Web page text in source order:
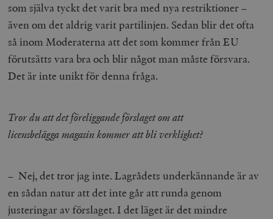
som själva tyckt det varit bra med nya restriktioner –
även om det aldrig varit partilinjen. Sedan blir det ofta
så inom Moderaterna att det som kommer från EU
förutsätts vara bra och blir något man måste försvara.
Det är inte unikt för denna fråga.
Tror du att det föreliggande förslaget om att
licensbelägga magasin kommer att bli verklighet?
– Nej, det tror jag inte. Lagrådets underkännande är av
en sådan natur att det inte går att runda genom
justeringar av förslaget. I det läget är det mindre